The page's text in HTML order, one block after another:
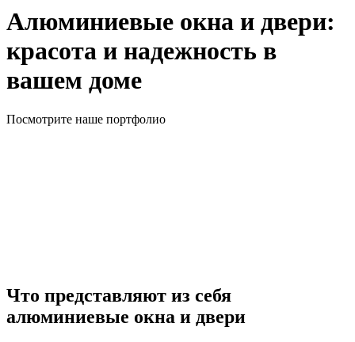
Алюминиевые окна и двери:
красота и надежность в
вашем доме
Посмотрите наше портфолио
Что представляют из себя
алюминиевые окна и двери